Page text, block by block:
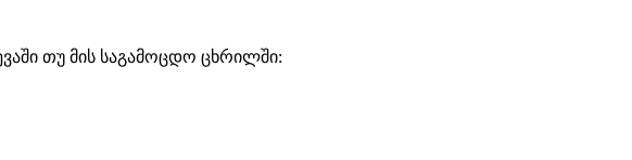
თუ მის საგამოცდო ცხრილში: